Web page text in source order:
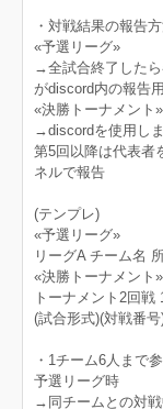
・対戦結果の報告
«予選リーグ»
→全試合終了した
がdiscord内の報告
«決勝トーナメント»
→discordを使用し
第5回以降は代表者
ネルで報告
(テンプレ)
«予選リーグ»
リーグA チーム名
«決勝トーナメント»
トーナメント2回戦
(試合形式)(対戦番
・1チーム6人まで
予選リーグ時
→同チームとの対